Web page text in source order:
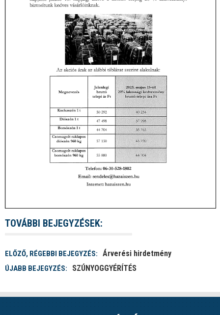
TOVÁBBI BEJEGYZÉSEK:
ELŐZŐ, RÉGEBBI BEJEGYZÉS: Árverési hirdetmény
ÚJABB BEJEGYZÉS: SZÚNYOGGYÉRÍTÉS